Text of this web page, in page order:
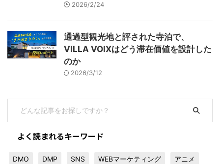
2026/2/24
通過型観光地と評された寺泊で、
VILLA VOIXはどう滞在価値を設計した
のか
2026/3/12
よく読まれるキーワード
DMO DMP SNS WEBマーケティング アニメ